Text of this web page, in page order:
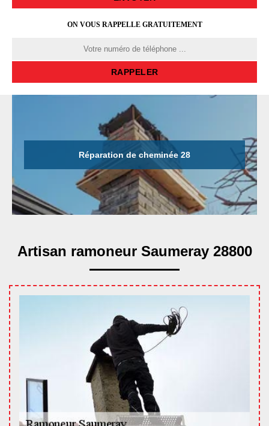
ON VOUS RAPPELLE GRATUITEMENT
Réparation de cheminée 28
Artisan ramoneur Saumeray 28800